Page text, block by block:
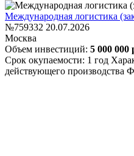
Международная логистика
№759332 20.07.2026
Москва
Объем инвестиций: 5 000 000
Срок окупаемости: 1 год
действующего производства